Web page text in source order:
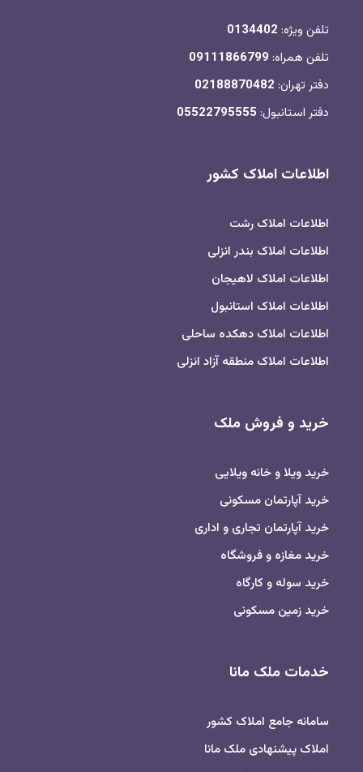
تلفن ویژه: 0134402
تلفن همراه: 09111866799
دفتر تهران: 02188870482
دفتر استانبول: 05522795555
اطلاعات املاک کشور
اطلاعات املاک رشت
اطلاعات املاک بندر انزلی
اطلاعات املاک لاهیجان
اطلاعات املاک استانبول
اطلاعات املاک دهکده ساحلی
اطلاعات املاک منطقه آزاد انزلی
خرید و فروش ملک
خرید ویلا و خانه ویلایی
خرید آپارتمان مسکونی
خرید آپارتمان تجاری و اداری
خرید مغازه و فروشگاه
خرید سوله و کارگاه
خرید زمین مسکونی
خدمات ملک مانا
سامانه جامع املاک کشور
املاک پیشنهادی ملک مانا